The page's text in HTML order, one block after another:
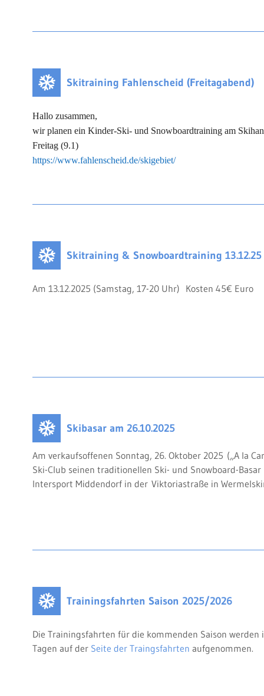
Skitraining Fahlenscheid (Freitagabend)
Hallo zusammen,
wir planen ein Kinder-Ski- und Snowboardtraining am
Freitag (9.1)
https://www.fahlenscheid.de/skigebiet/
⚠️ Wichtig:
➡️ Teilnahme ist nur für die Kinder möglich, die bereits Lift
Skitraining & Snowboardtraining
Am 13.12.2025 (Samstag, 17-20 Uhr) Kosten 45€ Euro
Skibasar am 26.10.2025
Am verkaufsoffenen Sonntag, 26. Oktober 2025 („A la
Ski-Club seinen traditionellen Ski- und Snowboard-
Intersport Middendorf in der Viktoriastraße in
Trainingsfahrten Saison 2025/2026
Die Trainingsfahrten für die kommenden Saison werden
Tagen auf der Seite der Traingsfahrten aufgenommen.